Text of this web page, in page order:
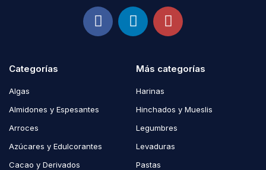
Categorías
Algas
Almidones y Espesantes
Arroces
Azúcares y Edulcorantes
Cacao y Derivados
Más categorías
Harinas
Hinchados y Mueslis
Legumbres
Levaduras
Pastas